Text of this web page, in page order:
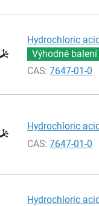
Hydrochloric
Výhodné balení
CAS:7647-01-0
Hydrochloric
CAS:7647-01-0
Hydrochloric